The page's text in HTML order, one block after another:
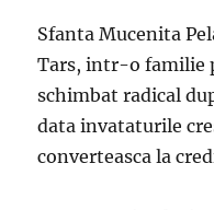
Sfanta Mucenita
Tars, intr-o familie
schimbat radical
data invataturile
converteasca la